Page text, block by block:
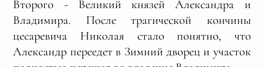
Второго - Великий князей Александра и
Владимира. После трагической кончины
цесаревича Николая стало понятно, что
Александр переедет в Зимний дворец и участок